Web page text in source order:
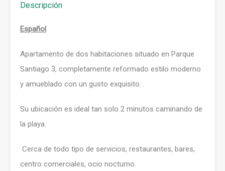
Descripción
Español
Apartamento de dos habitaciones situado en Parque
Santiago 3, completamente reformado estilo moderno
y amueblado con un gusto exquisito.
Su ubicación es ideal tan solo 2 minutos caminando de
la playa.
Cerca de todo tipo de servicios, restaurantes, bares,
centro comerciales, ocio nocturno.